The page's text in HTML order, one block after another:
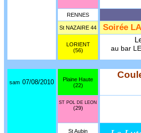
RENNES
St NAZAIRE 44 Soirée
LORIENT
(56)
au bar
sam 07/08/2010
Plaine Haute
(22)
ST POL DE LEON
(29)
St Aubin